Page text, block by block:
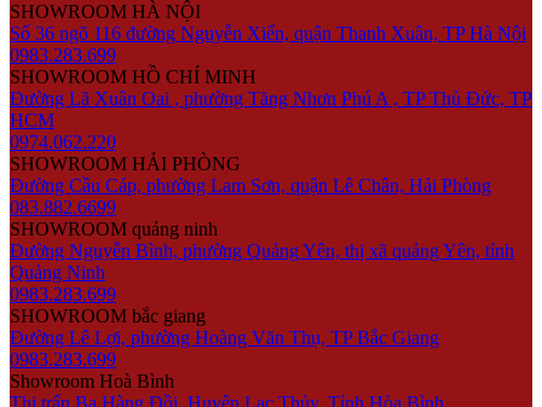
SHOWROOM HÀ NỘI
Số 36 ngõ 116 đường Nguyễn Xiển, quận Thanh Xuân, TP Hà Nội
0983.283.699
SHOWROOM HỒ CHÍ MINH
Đường Lã Xuân Oai , phường Tăng Nhơn Phú A , TP Thủ Đức, TP
HCM
0974.062.220
SHOWROOM HẢI PHÒNG
Đường Cầu Cáp, phường Lam Sơn, quận Lê Chân, Hải Phòng
083.882.6699
SHOWROOM quảng ninh
Đường Nguyễn Bình, phường Quảng Yên, thị xã quảng Yên, tỉnh
Quảng Ninh
0983.283.699
SHOWROOM bắc giang
Đường Lê Lợi, phường Hoàng Văn Thụ, TP Bắc Giang
0983.283.699
Showroom Hoà Bình
Thị trấn Ba Hàng Đồi, Huyện Lạc Thủy, Tỉnh Hòa Bình